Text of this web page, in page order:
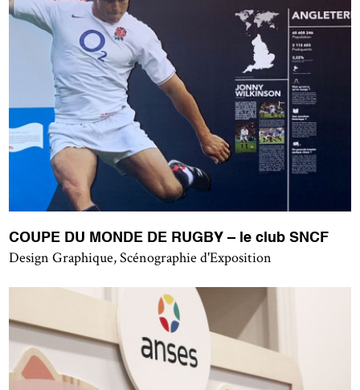
COUPE DU MONDE DE RUGBY – le club SNCF
Design Graphique, Scénographie d'Exposition